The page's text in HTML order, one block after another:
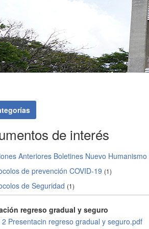
de interés
Anteriores Boletines Nuevo Humanismo
de prevención COVID-19 (1)
de Seguridad (1)
regreso gradual y seguro
2 Presentacin regreso gradual y seguro.pdf